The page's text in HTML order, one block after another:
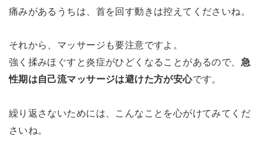
痛みがあるうちは、首を回す動きは控えてくださいね。
それから、マッサージも要注意ですよ。
強く揉みほぐすと炎症がひどくなることがあるので、 急
性期は自己流マッサージは避けた方が安心です。
繰り返さないためには、こんなことを心がけてみてくだ
さいね。